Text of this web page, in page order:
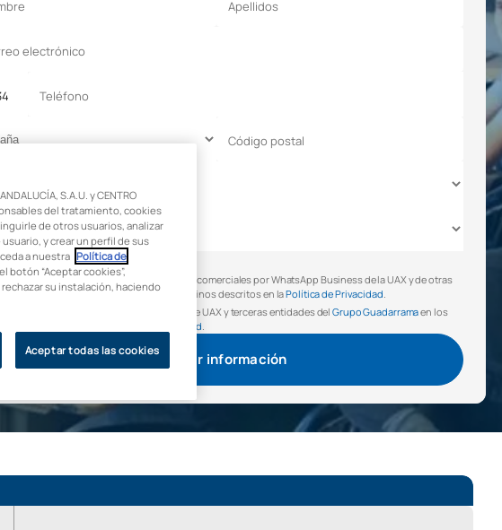
leído y acepto laPolítica de Privacidad
que la UAX me remita comunicaciones comerciales por WhatsApp Business de la UAX y de otras
del Grupo Guadarrama, en los términos descritos en laPolítica de Privacidad.
Deseo recibir comunicaciones comerciales de UAX y terceras entidades delGrupo Guadarramaen los
Política de Privacidad.
Solicitar información
S.A.U. y CENTRO
del tratamiento, cookies
de otros usuarios, analizar
y crear un perfil de sus
a nuestra Política de
botón “Aceptar cookies”,
su instalación, haciendo
Aceptar todas las cookies